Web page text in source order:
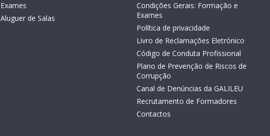
Exames
Aluguer de Salas
Condições Gerais: Formação e
Exames
Política de privacidade
Livro de Reclamações Eletrónico
Código de Conduta Profissional
Plano de Prevenção de Riscos de
Corrupção
Canal de Denúncias da GALILEU
Recrutamento de Formadores
Contactos